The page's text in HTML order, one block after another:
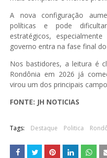
A nova configuração
políticas e pode
estratégicos,
governo entra na fase final
Nos bastidores, a leitura é
Rondônia em 2026 já
virou um dos principais
FONTE: JH NOTICIAS
Tags: Destaque Politica